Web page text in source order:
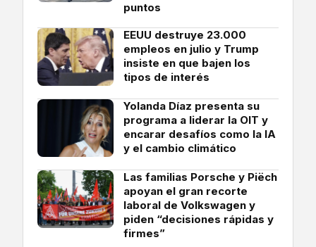
puntos
EEUU destruye 23.000
empleos en julio y Trump
insiste en que bajen los
tipos de interés
Yolanda Díaz presenta su
programa a liderar la OIT y
encarar desafíos como la IA
y el cambio climático
Las familias Porsche y Piëch
apoyan el gran recorte
laboral de Volkswagen y
piden “decisiones rápidas y
firmes”